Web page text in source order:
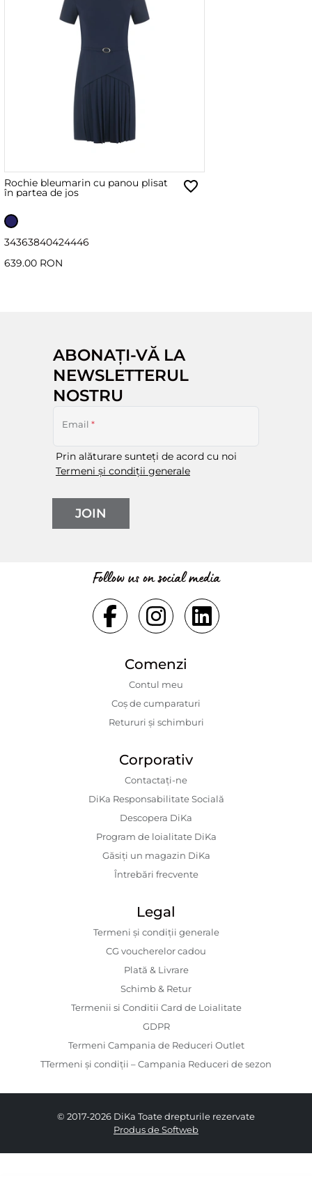
Rochie bleumarin cu panou plisat
în partea de jos
34363840424446
639.00 RON
ABONAȚI-VĂ LA
NEWSLETTERUL
NOSTRU
Email *
Prin alăturare sunteți de acord cu noi
Termeni și condiții generale
JOIN
Follow us on social media
Comenzi
Contul meu
Coș de cumparaturi
Retururi și schimburi
Corporativ
Contactaţi-ne
DiKa Responsabilitate Socială
Descopera DiKa
Program de loialitate DiKa
Găsiți un magazin DiKa
Întrebări frecvente
Legal
Termeni și condiții generale
CG voucherelor cadou
Plată & Livrare
Schimb & Retur
Termenii si Conditii Card de Loialitate
GDPR
Termeni Campania de Reduceri Outlet
TTermeni și condiții – Campania Reduceri de sezon
© 2017-2026 DiKa Toate drepturile rezervate
Produs de Softweb